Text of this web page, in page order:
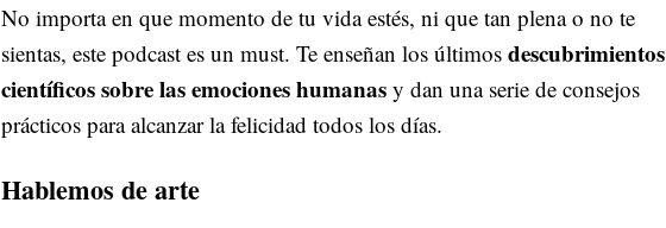
No importa en que momento de tu vida estés, ni que tan plena o no te
sientas, este podcast es un must. Te enseñan los últimos descubrimientos
científicos sobre las emociones humanas y dan una serie de consejos
prácticos para alcanzar la felicidad todos los días.
Hablemos de arte